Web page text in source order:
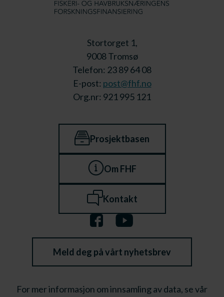
Stortorget 1,
9008 Tromsø
Telefon: 23 89 64 08
E-post: post@fhf.no
Org.nr: 921 995 121
Prosjektbasen
Om FHF
Kontakt
Meld deg på vårt nyhetsbrev
For mer informasjon om innsamling av data, se vår